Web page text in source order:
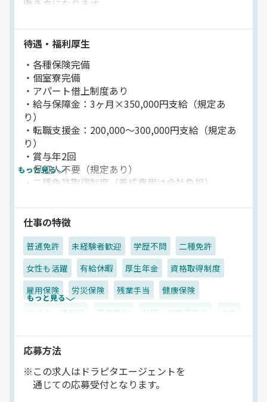
働き方になります。
◎育児休暇の取得・復帰実績あり
待遇・福利厚生
・各種保険完備
・個室寮完備
・アパート借上制度あり
・給与保障金：3ヶ月×350,000円支給（規定あ
り）
・転職支援金：200,000～300,000円支給（規定あ
り）
・賞与年2回
・保証人不要（規定あり）
・二種免許取得制度（養成費用は会社負担）
・休憩室／浴室・シャワー室／仮眠室
・整備場あり
・全車：IP無線／GOアプリ配車タブレット／カー
ナビ／ドライブレコーダー完備
もっと見る
仕事の特徴
普通免許 未経験者歓迎 学歴不問
二種免許
女性も活躍
有給休暇 厚生年金
資格取得制度
雇用保険
労災保険 残業手当
健康保険
マイカー通勤可
深夜手当 制服・作業着貸与
夕方
ETC搭載
正社員
もっと見る
応募方法
※この求人はドラピタエージェントを
通じての応募受付となります。